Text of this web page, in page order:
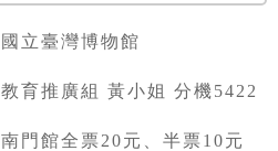
國立臺灣博物館
教育推廣組 黃小姐 分機5422
南門館全票20元、半票10元